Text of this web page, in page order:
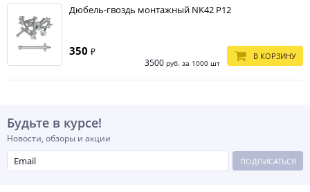
Дюбель-гвоздь монтажный NK42 P12
3500 руб. за 1000 шт
350 ₽ В КОРЗИНУ
Будьте в курсе!
Новости, обзоры и акции
ПОДПИСАТЬСЯ